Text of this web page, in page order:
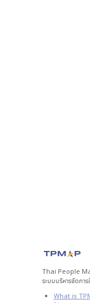
Thai People
ระบบบริหารจัดกา
What is